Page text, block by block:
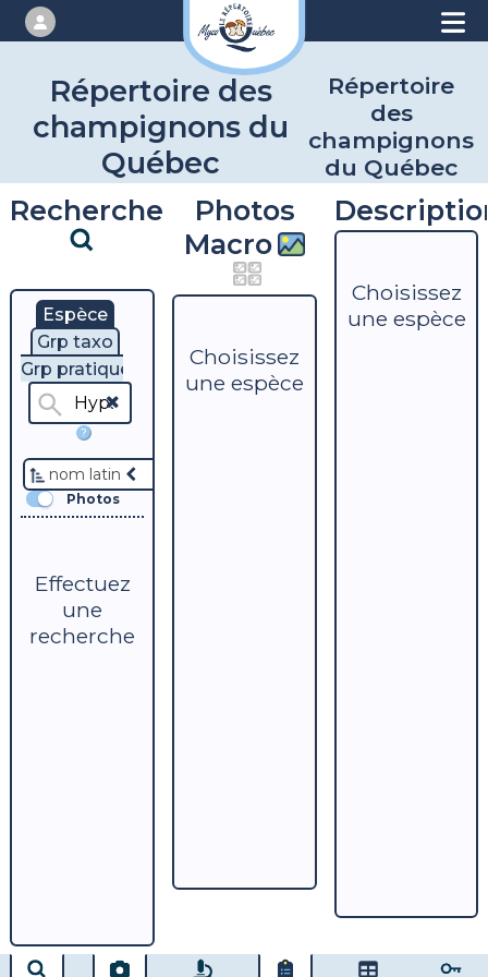
Répertoire des
champignons du
Québec
Répertoire
des
champignons
du Québec
Recherche
Espèce
Grp taxo
Grp pratique
?
nom latin
Photos
Effectuez
une
recherche
Photos
Macro
Choisissez
une espèce
Choisissez
une espèce